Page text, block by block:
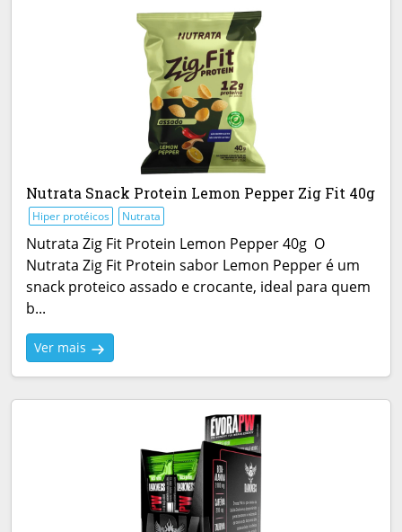
Nutrata Snack Protein Lemon Pepper Zig Fit 40g
Hiper protéicos Nutrata
Nutrata Zig Fit Protein Lemon Pepper 40g O
Nutrata Zig Fit Protein sabor Lemon Pepper é um
snack proteico assado e crocante, ideal para quem
b...
Ver mais